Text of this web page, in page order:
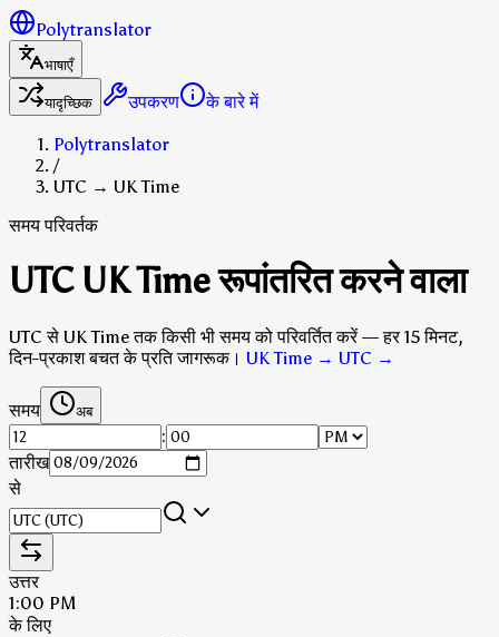
Polytranslator
भाषाएँ
यादृच्छिक
उपकरण
के बारे में
Polytranslator
/
UTC → UK Time
समय परिवर्तक
UTC UK Time रूपांतरित करने वाला
UTC से UK Time तक किसी भी समय को परिवर्तित करें — हर 15 मिनट,
दिन-प्रकाश बचत के प्रति जागरूक। UK Time → UTC →
समय अब
:
तारीख
से
उत्तर
1:00 PM
के लिए